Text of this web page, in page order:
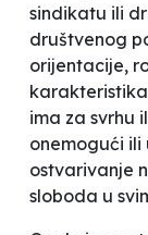
sindikatu ili
društvenog
orijentacije,
ima za svrhu
onemogući
ostvarivanje
sloboda u